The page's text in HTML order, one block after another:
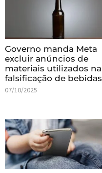
Governo manda Meta
excluir anúncios de
materiais utilizados na
falsificação de bebidas
07/10/2025